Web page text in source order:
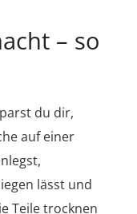
– so
du dir,
auf einer
lässt und
Teile trocknen